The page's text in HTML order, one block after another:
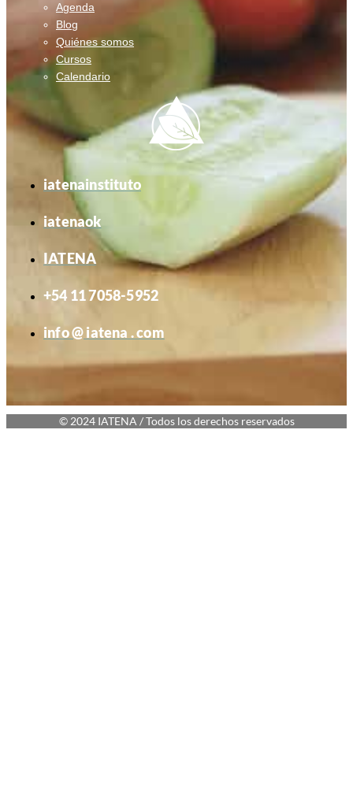
Agenda
Blog
Quiénes somos
Cursos
Calendario
iatenainstituto
iatenaok
IATENA
+54 11 7058-5952
info @ iatena . com
© 2024 IATENA / Todos los derechos reservados